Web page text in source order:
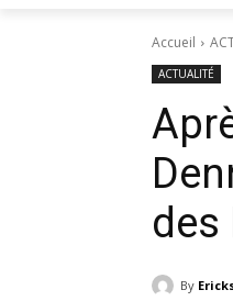
Accueil
ACTUALITÉ
des
By